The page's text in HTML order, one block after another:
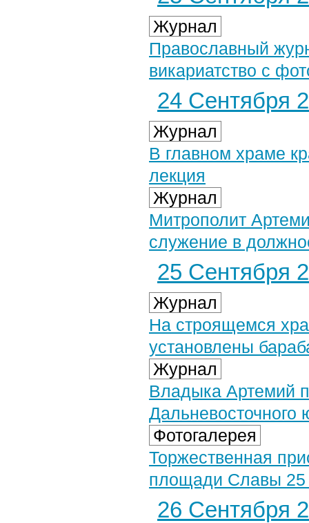
Журнал
Православный
викариатство с
24 Сентября
Журнал
В главном храме
лекция
Журнал
Митрополит
служение в
25 Сентября
Журнал
На строящемся
установлены
Журнал
Владыка Артемий
Дальневосточного
Фотогалерея
Торжественная
площади Славы 25
26 Сентября